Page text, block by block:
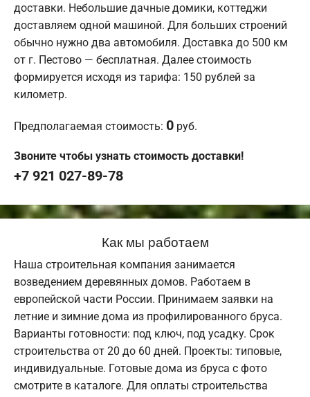
доставки. Небольшие дачные домики, коттеджи
доставляем одной машиной. Для больших строений
обычно нужно два автомобиля. Доставка до 500 км
от г. Пестово — бесплатная. Далее стоимость
формируется исходя из тарифа: 150 рублей за
километр.
Предполагаемая стоимость: 0 руб.
Звоните чтобы узнать стоимость доставки!
+7 921 027-89-78
Как мы работаем
Наша строительная компания занимается
возведением деревянных домов. Работаем в
европейской части России. Принимаем заявки на
летние и зимние дома из профилированного бруса.
Варианты готовности: под ключ, под усадку. Срок
строительства от 20 до 60 дней. Проекты: типовые,
индивидуальные. Готовые дома из бруса с фото
смотрите в каталоге. Для оплаты строительства